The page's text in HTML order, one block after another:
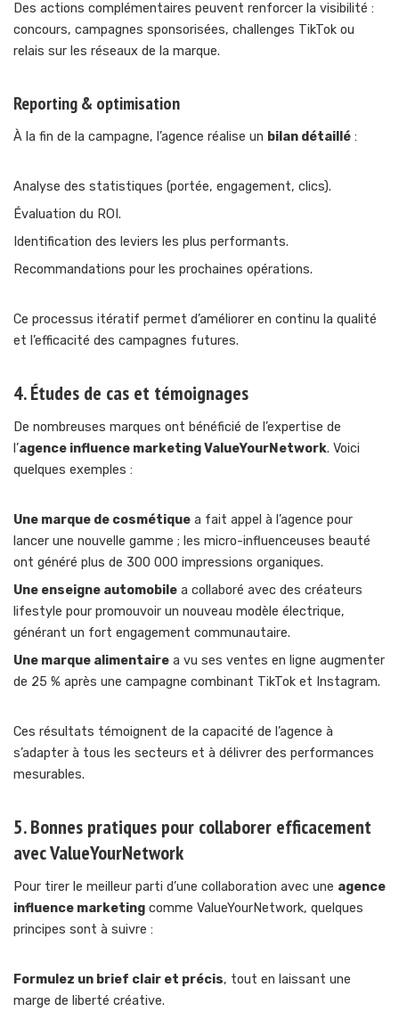
Des actions complémentaires peuvent renforcer la visibilité :
concours, campagnes sponsorisées, challenges TikTok ou
relais sur les réseaux de la marque.
Reporting & optimisation
À la fin de la campagne, l’agence réalise un bilan détaillé :
Analyse des statistiques (portée, engagement, clics).
Évaluation du ROI.
Identification des leviers les plus performants.
Recommandations pour les prochaines opérations.
Ce processus itératif permet d’améliorer en continu la qualité
et l’efficacité des campagnes futures.
4. Études de cas et témoignages
De nombreuses marques ont bénéficié de l’expertise de
l’agence influence marketing ValueYourNetwork. Voici
quelques exemples :
Une marque de cosmétique a fait appel à l’agence pour
lancer une nouvelle gamme ; les micro-influenceuses beauté
ont généré plus de 300 000 impressions organiques.
Une enseigne automobile a collaboré avec des créateurs
lifestyle pour promouvoir un nouveau modèle électrique,
générant un fort engagement communautaire.
Une marque alimentaire a vu ses ventes en ligne augmenter
de 25 % après une campagne combinant TikTok et Instagram.
Ces résultats témoignent de la capacité de l’agence à
s’adapter à tous les secteurs et à délivrer des performances
mesurables.
5. Bonnes pratiques pour collaborer efficacement
avec ValueYourNetwork
Pour tirer le meilleur parti d’une collaboration avec une agence
influence marketing comme ValueYourNetwork, quelques
principes sont à suivre :
Formulez un brief clair et précis, tout en laissant une
marge de liberté créative.